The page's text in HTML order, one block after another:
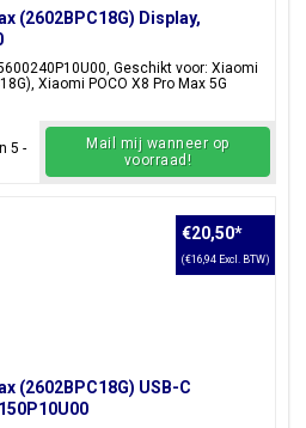
(2602BPC18G) Display,
Geschikt voor: Xiaomi
Xiaomi POCO X8 Pro Max 5G
5 -
Mail mij wanneer op
voorraad!
(2602BPC18G) USB-C
€20,50*
(€16,94 Excl. BTW)